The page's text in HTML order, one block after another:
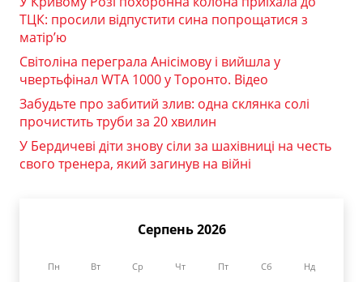
ТЦК: просили відпустити сина попрощатися з
матір’ю
Світоліна переграла Анісімову і вийшла у
чвертьфінал WTA 1000 у Торонто. Відео
Забудьте про забитий злив: одна склянка солі
прочистить труби за 20 хвилин
У Бердичеві діти знову сіли за шахівниці на честь
свого тренера, який загинув на війні
Серпень 2026
Пн Вт Ср Чт Пт Сб Нд